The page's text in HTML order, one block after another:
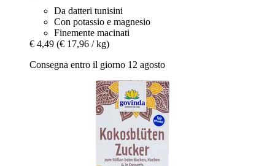
Da datteri tunisini
Con potassio e magnesio
Finemente macinati
€ 4,49 (€ 17,96 / kg)
Consegna entro il giorno 12 agosto